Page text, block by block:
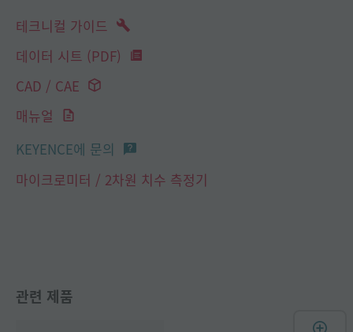
테크니컬 가이드
데이터 시트 (PDF)
CAD / CAE
매뉴얼
KEYENCE에 문의
마이크로미터 / 2차원 치수 측정기
관련 제품